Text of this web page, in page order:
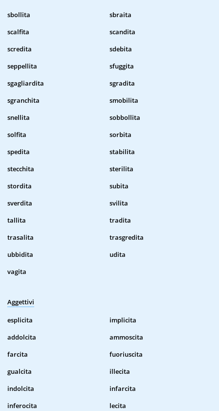
sbollita
sbraita
scalfita
scandita
scredita
sdebita
seppellita
sfuggita
sgagliardita
sgradita
sgranchita
smobilita
snellita
sobbollita
solfita
sorbita
spedita
stabilita
stecchita
sterilita
stordita
subita
sverdita
svilita
tallita
tradita
trasalita
trasgredita
ubbidita
udita
vagita
Aggettivi
esplicita
implicita
addolcita
ammoscita
farcita
fuoriuscita
gualcita
illecita
indolcita
infarcita
inferocita
lecita